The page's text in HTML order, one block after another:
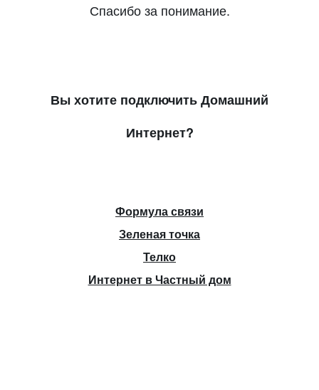
Спасибо за понимание.
Вы хотите подключить Домашний
Интернет?
Формула связи
Зеленая точка
Телко
Интернет в Частный дом